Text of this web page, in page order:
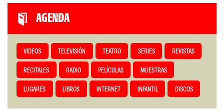
AGENDA
VIDEOS TELEVISIÓN TEATRO SERIES REVISTAS
RECITALES RADIO PELÍCULAS MUESTRAS
LUGARES LIBROS INTERNET INFANTIL DISCOS